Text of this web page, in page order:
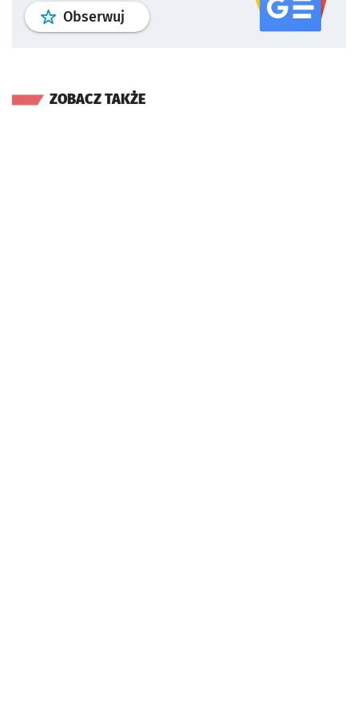
Obserwuj profil serwisu
ZOBACZ TAKŻE